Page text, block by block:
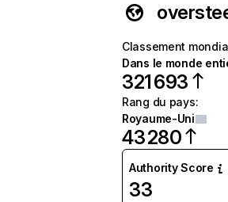
Classement
Dans le monde
321 693
Rang du pays:
Royaume-Uni
43 280
Authority Score
33